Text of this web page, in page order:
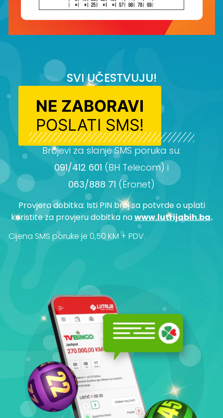
SVI UČESTVUJU!
NE ZABORAVI
POSLATI SMS!
Brojevi za slanje SMS poruka su:
091/412 601 (BH Telecom) i
063/888 71 (Eronet)
Provjera dobitka: Isti PIN broj sa potvrde o uplati
koristite za provjeru dobitka nawww.lutrijabih.ba.
Cijena SMS poruke je 0,50 KM + PDV.